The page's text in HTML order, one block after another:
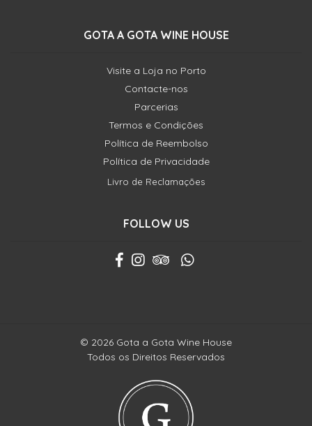
GOTA A GOTA WINE HOUSE
Visite a Loja no Porto
Contacte-nos
Parcerias
Termos e Condições
Política de Reembolso
Política de Privacidade
Livro de Reclamações
FOLLOW US
© 2026 Gota a Gota Wine House
Todos os Direitos Reservados